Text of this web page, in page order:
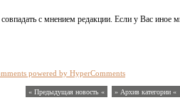
с мнением редакции. Если у Вас иное
powered by HyperComments
« Предыдущая новость « » Архив категории «